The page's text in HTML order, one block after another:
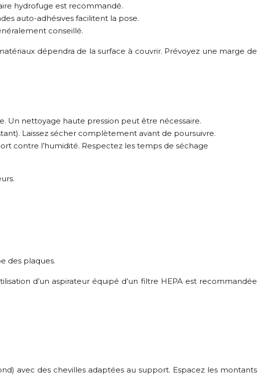
hydrofuge est recommandé.
auto-adhésives facilitent la pose.
conseillé.
dépendra de la surface à couvrir. Prévoyez une marge de
Un nettoyage haute pression peut être nécessaire.
Laissez sécher complètement avant de poursuivre.
contre l’humidité. Respectez les temps de séchage
des plaques.
d’un aspirateur équipé d’un filtre HEPA est recommandée
avec des chevilles adaptées au support. Espacez les montants